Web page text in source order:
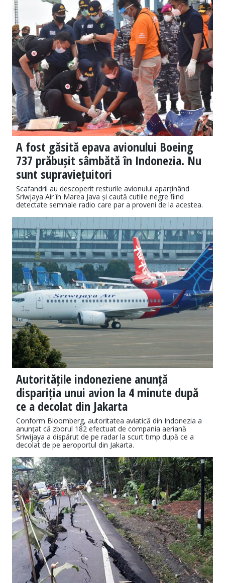
A fost găsită epava avionului Boeing
737 prăbușit sâmbătă în Indonezia. Nu
sunt supraviețuitori
Scafandrii au descoperit resturile avionului aparținând
Sriwjaya Air în Marea Java și caută cutiile negre fiind
detectate semnale radio care par a proveni de la acestea.
Autoritățile indoneziene anunță
dispariția unui avion la 4 minute după
ce a decolat din Jakarta
Conform Bloomberg, autoritatea aviatică din Indonezia a
anunțat că zborul 182 efectuat de compania aeriană
Sriwijaya a dispărut de pe radar la scurt timp după ce a
decolat de pe aeroportul din Jakarta.